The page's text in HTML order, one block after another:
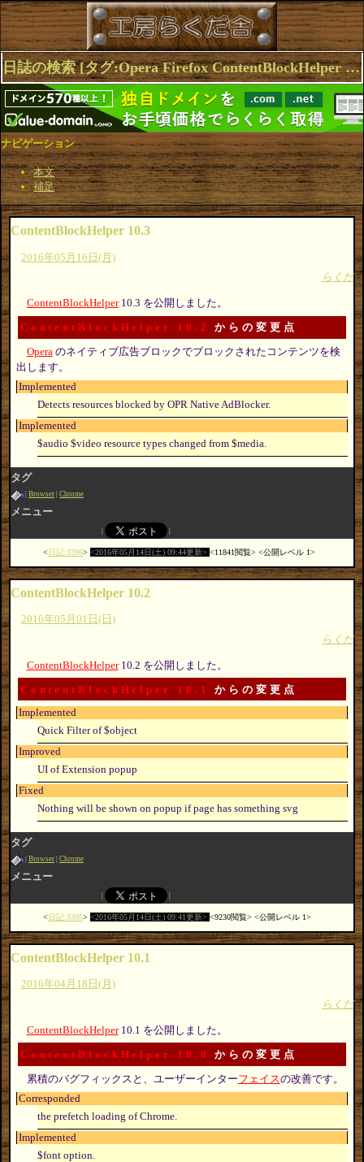
日誌の検索 [タグ:Opera Firefox ContentBlockHelper Extensions] 1～4(4件中)
ナビゲーション
本文
補足
ContentBlockHelper 10.3
2016年05月16日(月)
らくだ
ContentBlockHelper10.3 を公開しました。
ContentBlockHelper 10.2 からの変更点
Operaのネイティブ広告ブロックでブロックされたコンテンツを検
出します。
Implemented
Detects resources blocked by OPR Native AdBlocker.
Implemented
$audio $video resource types changed from $media.
タグ
Browser Chrome
メニュー
日記:3396 2016年05月14日(土) 09:44更新 11841閲覧 公開レベル 1
ContentBlockHelper 10.2
2016年05月01日(日)
らくだ
ContentBlockHelper10.2 を公開しました。
ContentBlockHelper 10.1
からの変更点
Implemented
Quick Filter of $object
Improved
UI of Extension popup
Fixed
Nothing will be shown on popup if page has something svg
タグ
Browser Chrome
メニュー
日記:3395 2016年05月14日(土) 09:41更新 9230閲覧 公開レベル 1
ContentBlockHelper 10.1
2016年04月18日(月)
らくだ
ContentBlockHelper10.1 を公開しました。
ContentBlockHelper 10.0 からの変更点
累積のバグフィックスと、ユーザーインターフェイスの改善です。
Corresponded
the prefetch loading of Chrome.
Implemented
$font option.